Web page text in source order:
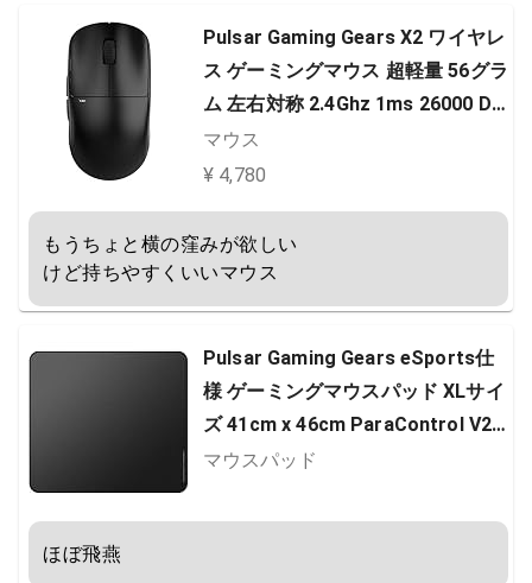
Pulsar Gaming Gears X2 ワイヤレ
ス ゲーミングマウス 超軽量 56グラ
ム 左右対称 2.4Ghz 1ms 26000 DP
I Optical Sensor PAW3395 TTC G
old エンコーダー 国内正規品
マウス
¥ 4,780
もうちょと横の窪みが欲しい
けど持ちやすくいいマウス
Pulsar Gaming Gears eSports仕
様 ゲーミングマウスパッド XLサイ
ズ 41cm x 46cm ParaControl V2
低摩擦 ハイブリッドタイプ 滑り止
マウスパッド
ほぼ飛燕